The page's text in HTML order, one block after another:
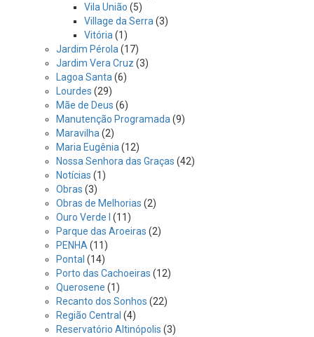
Vila União (5)
Village da Serra(3)
Vitória(1)
Jardim Pérola(17)
Jardim Vera Cruz (3)
Lagoa Santa(6)
Lourdes (29)
Mãe de Deus (6)
Manutenção Programada(9)
Maravilha(2)
Maria Eugênia(12)
Nossa Senhora das Graças (42)
Notícias (1)
Obras (3)
Obras de Melhorias (2)
Ouro Verde I
(11)
Parque das Aroeiras (2)
PENHA(11)
Pontal (14)
Porto das Cachoeiras (12)
Querosene (1)
Recanto dos Sonhos (22)
Região Central (4)
Reservatório Altinópolis (3)